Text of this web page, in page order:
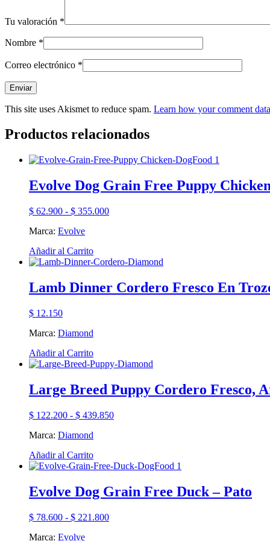
Tu valoración *
Nombre *
Correo electrónico *
This site uses Akismet to reduce spam. Learn how your comment
Productos relacionados
Evolve Dog Grain Free Puppy
$ 62.900 - $ 355.000Rango
hasta
Marca: Evolve
Añadir al CarritoEste
producto
múltiples
variantes.
pueden
en
la
de
Lamb Dinner Cordero Fresco En
$ 12.150
Marca: Diamond
Añadir al CarritoEste
producto
múltiples
variantes.
opciones
pueden
en
la
de
Large Breed Puppy Cordero Fresco,
$ 122.200 - $ 439.850Rango
hasta
Marca: Diamond
Añadir al CarritoEste
producto
múltiples
variantes.
opciones
Evolve Dog Grain Free Duck – Pato
$ 78.600 - $ 221.800Rango
Marca: Evolve